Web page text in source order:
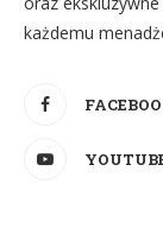
każdemu